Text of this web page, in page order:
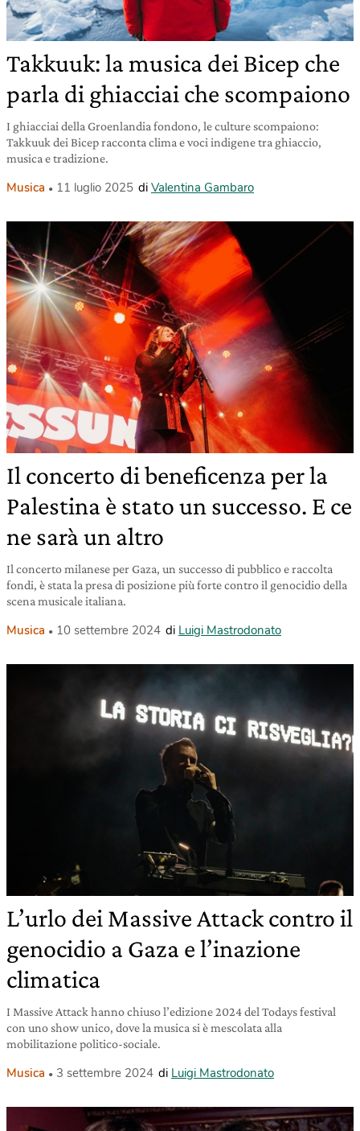
Takkuuk: la musica dei Bicep che
parla di ghiacciai che scompaiono
I ghiacciai della Groenlandia fondono, le culture scompaiono:
Takkuuk dei Bicep racconta clima e voci indigene tra ghiaccio,
musica e tradizione.
Musica 11 luglio 2025 di Valentina Gambaro
Il concerto di beneficenza per la
Palestina è stato un successo. E ce
ne sarà un altro
Il concerto milanese per Gaza, un successo di pubblico e raccolta
fondi, è stata la presa di posizione più forte contro il genocidio della
scena musicale italiana.
Musica 10 settembre 2024 di Luigi Mastrodonato
L’urlo dei Massive Attack contro il
genocidio a Gaza e l’inazione
climatica
I Massive Attack hanno chiuso l’edizione 2024 del Todays festival
con uno show unico, dove la musica si è mescolata alla
mobilitazione politico-sociale.
Musica 3 settembre 2024 di Luigi Mastrodonato